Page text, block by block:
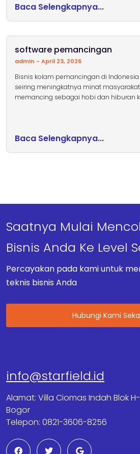
Baca Selengkapnya...
software pemancingan
admin April 23, 2026
Bisnis kolam pemancingan di
seiring meningkatnya minat
memancing sebagai hobi dan hiburan
Baca Selengkapnya...
Saatnya Mulai
Bisnis Anda Ke Level
Percayakan pada kami untuk
teknis bisnis Anda
Hubungi Kami
info@starfield.id
Alamat: Villa Ciomas Indah Blok
Bogor
Telepon: 0821-3606-8256
F
a
T
w
G
o